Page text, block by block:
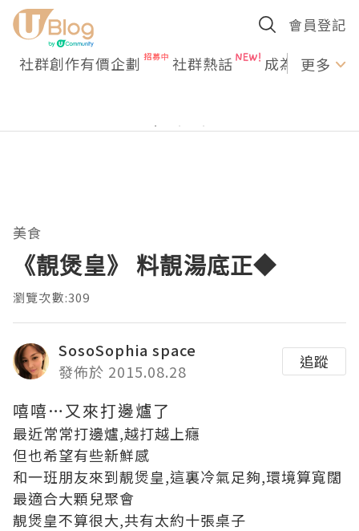
會員登記
社群創作有價企劃 社群熱話 成為U更多
美食
《靚煲皇》 料靚湯底正◆
瀏覽次數:309
SosoSophia space
發佈於 2015.08.28
追蹤
嘻嘻…又來打邊爐了
最近常常打邊爐,越打越上癮
但也希望有些新鮮感
和一班朋友來到靚煲皇,這裏冷氣足夠,環境算寬闊
最適合大顆兒聚會
靚煲皇不算很大,共有太約十張桌子